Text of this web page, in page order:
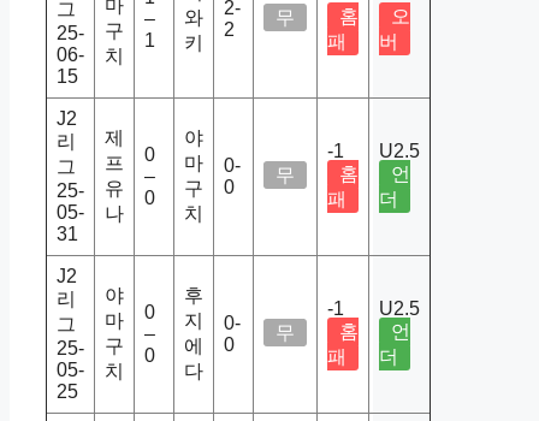
그
25-
06-
15
마
구
치
–
1
와
키
2-
2
무
홈
패
오
버
J2
리
그
25-
05-
31
제
프
유
나
0
–
0
야
마
구
치
0-
0
무
-1
홈
패
U2.5
언
더
J2
리
그
25-
05-
25
야
마
구
치
0
–
0
후
지
에
다
0-
0
무
-1
홈
패
U2.5
언
더